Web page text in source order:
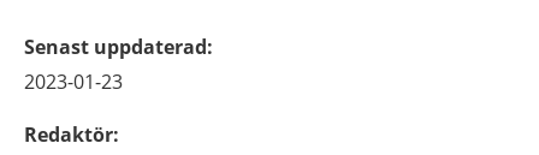
Senast uppdaterad:
2023-01-23
Redaktör: